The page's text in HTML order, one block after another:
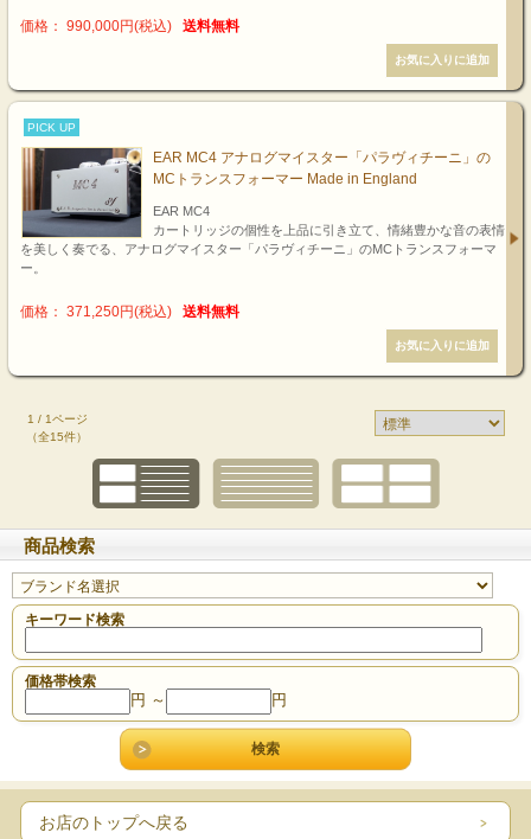
価格： 990,000円(税込) 送料無料
PICK UP
EAR MC4 アナログマイスター「パラヴィチーニ」の
MCトランスフォーマー Made in England
EAR MC4
カートリッジの個性を上品に引き立て、情緒豊かな音の表情
を美しく奏でる、アナログマイスター「パラヴィチーニ」のMCトランスフォーマ
ー。
価格： 371,250円(税込) 送料無料
1 / 1ページ
（全15件）
商品検索
キーワード検索
価格帯検索
円 ～ 円
お店のトップへ戻る